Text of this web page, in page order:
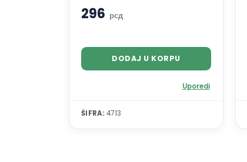
296 рсд
DODAJ U KORPU
Uporedi
ŠIFRA: 4713